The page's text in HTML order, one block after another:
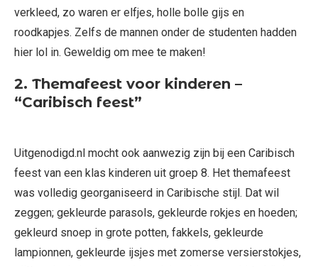
verkleed, zo waren er elfjes, holle bolle gijs en
roodkapjes. Zelfs de mannen onder de studenten hadden
hier lol in. Geweldig om mee te maken!
2. Themafeest voor kinderen –
“Caribisch feest”
Uitgenodigd.nl mocht ook aanwezig zijn bij een Caribisch
feest van een klas kinderen uit groep 8. Het themafeest
was volledig georganiseerd in Caribische stijl. Dat wil
zeggen; gekleurde parasols, gekleurde rokjes en hoeden;
gekleurd snoep in grote potten, fakkels, gekleurde
lampionnen, gekleurde ijsjes met zomerse versierstokjes,